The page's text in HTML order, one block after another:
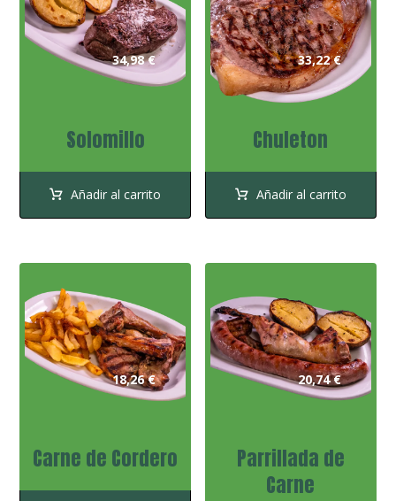
Solomillo
34,98€
Añadir al carrito
Chuleton
33,22€
Añadir al carrito
Carne de Cordero
18,26€
Parrillada de
Carne
20,74€